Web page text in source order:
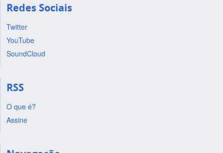
Redes Sociais
Twitter
YouTube
SoundCloud
RSS
O que é?
Assine